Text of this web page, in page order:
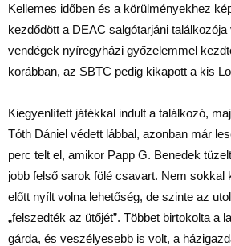
Kellemes időben és a körülményekhez
kezdődött a DEAC salgótarjáni találkozója
vendégek nyíregyházi győzelemmel
korábban, az SBTC pedig kikapott a kis
Kiegyenlített játékkal indult a találkozó,
Tóth Dániel védett lábbal, azonban már
perc telt el, amikor Papp G. Benedek
jobb felső sarok fölé csavart. Nem sokkal
előtt nyílt volna lehetőség, de szinte az
„felszedték az ütőjét”. Többet birtokolta a
gárda, és veszélyesebb is volt, a